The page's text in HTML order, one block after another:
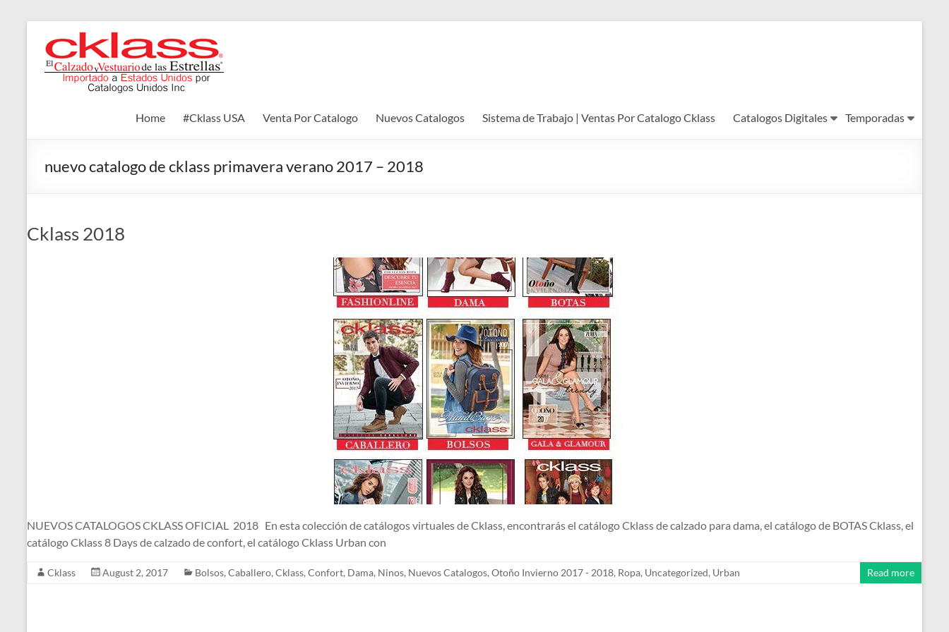
content
Cklass
El
las
Home #Cklass USA Venta Por Catalogo Nuevos Catalogos Sistema de Trabajo | Ventas Por Catalogo Cklass Catalogos Digitales Temporadas
nuevo catalogo de cklass primavera verano 2017 – 2018
Cklass 2018
NUEVOS CATALOGOS CKLASS OFICIAL 2018 En esta colección de catálogos virtuales de Cklass, encontrarás el catálogo Cklass de calzado para dama, el catálogo de BOTAS Cklass, el
catálogo Cklass 8 Days de calzado de confort, el catálogo Cklass Urban con
Cklass August 2, 2017 Bolsos, Caballero, Cklass, Confort, Dama, Ninos, Nuevos Catalogos, Otoño Invierno 2017 - 2018, Ropa, Uncategorized, Urban Read more